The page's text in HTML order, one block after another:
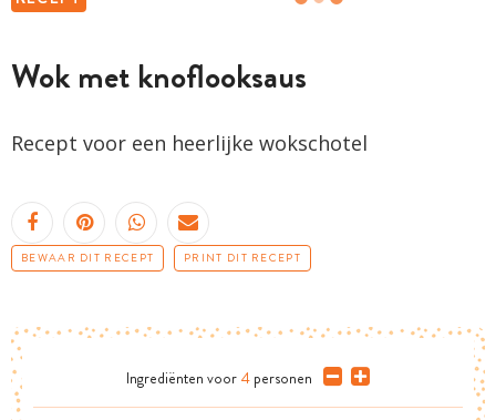
Wok met knoflooksaus
Recept voor een heerlijke wokschotel
BEWAAR DIT RECEPT PRINT DIT RECEPT
Ingrediënten voor 4 personen